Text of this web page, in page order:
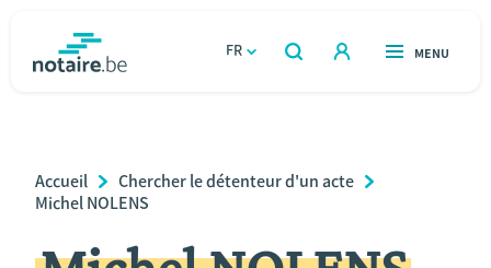
FR
OUVERT
RECHERCHER
OUVERT
MENU
Relations et vivre ensemble
Héritage et donations
Breadcrumb
Accueil
Chercher le détenteur d'un acte
Michel NOLENS